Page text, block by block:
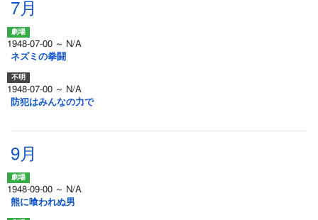
7月
1948-07-00 ～ N/A
ネズミの拳闘
1948-07-00 ～ N/A
防犯はみんなの力で
9月
1948-09-00 ～ N/A
熊に喰われぬ男